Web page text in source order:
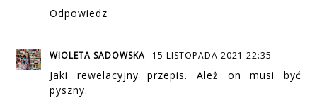
Odpowiedz
WIOLETA SADOWSKA 15 LISTOPADA 2021 22:35
Jaki rewelacyjny przepis. Ależ on musi być
pyszny.